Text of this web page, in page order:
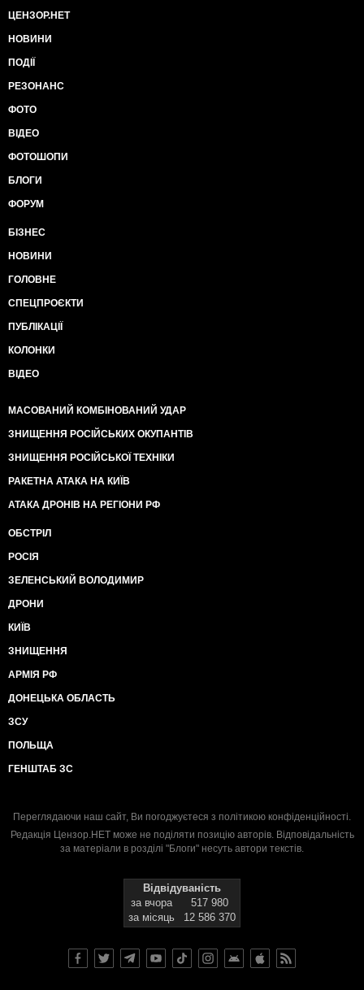
ЦЕНЗОР.НЕТ
НОВИНИ
ПОДІЇ
РЕЗОНАНС
ФОТО
ВІДЕО
ФОТОШОПИ
БЛОГИ
ФОРУМ
БІЗНЕС
НОВИНИ
ГОЛОВНЕ
СПЕЦПРОЄКТИ
ПУБЛІКАЦІЇ
КОЛОНКИ
ВІДЕО
МАСОВАНИЙ КОМБІНОВАНИЙ УДАР
ЗНИЩЕННЯ РОСІЙСЬКИХ ОКУПАНТІВ
ЗНИЩЕННЯ РОСІЙСЬКОЇ ТЕХНІКИ
РАКЕТНА АТАКА НА КИЇВ
АТАКА ДРОНІВ НА РЕГІОНИ РФ
ОБСТРІЛ
РОСІЯ
ЗЕЛЕНСЬКИЙ ВОЛОДИМИР
ДРОНИ
КИЇВ
ЗНИЩЕННЯ
АРМІЯ РФ
ДОНЕЦЬКА ОБЛАСТЬ
ЗСУ
ПОЛЬЩА
ГЕНШТАБ ЗС
Переглядаючи наш сайт, Ви погоджуєтеся з політикою конфіденційності.
Редакція Цензор.НЕТ може не поділяти позицію авторів. Відповідальність
за матеріали в розділі "Блоги" несуть автори текстів.
Відвідуваність
за вчора
517 980
за місяць
12 586 370